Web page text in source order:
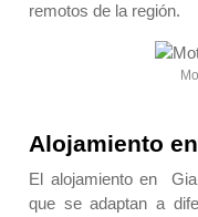
remotos de la región.
Alojamiento
El alojamiento en
que se adaptan a